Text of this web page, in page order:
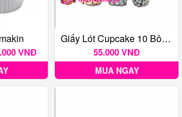
VNĐ
Giấy Lót Cupcake 10 Bông 350c
55.000 VNĐ
MUA NGAY